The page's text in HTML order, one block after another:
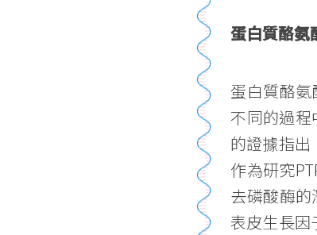
蛋白質酪氨
蛋白質酪氨
不同的過程
的證據指出
作為研究
去磷酸酶
表皮生長因